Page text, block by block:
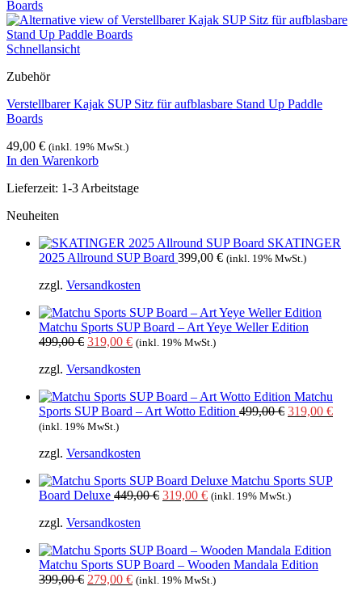
Schnellansicht
Zubehör
Verstellbarer Kajak SUP Sitz für aufblasbare Stand Up Paddle
Boards
49,00 € (inkl. 19% MwSt.)
In den Warenkorb
Lieferzeit: 1-3 Arbeitstage
Neuheiten
SKATINGER
2025 Allround SUP Board 399,00 € (inkl. 19% MwSt.)
zzgl. Versandkosten
Matchu Sports SUP Board – Art Yeye Weller Edition
499,00€ Ursprünglicher
war:
319,00 €Aktueller
ist:
(inkl. 19% MwSt.)
zzgl. Versandkosten
Matchu
Sports SUP Board – Art Wotto Edition 499,00€ 319,00 €
(inkl. 19% MwSt.)
zzgl. Versandkosten
Matchu Sports SUP
Board Deluxe 449,00€ Ursprünglicher
319,00 €Aktueller
(inkl. 19% MwSt.)
zzgl. Versandkosten
Matchu Sports SUP Board – Wooden Mandala Edition
399,00€ Ursprünglicher
279,00 €Aktueller
(inkl. 19% MwSt.)